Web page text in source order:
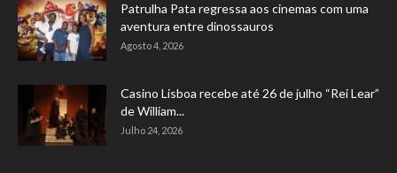
Patrulha Pata regressa aos cinemas com uma
aventura entre dinossauros
Agosto 4, 2026
Casino Lisboa recebe até 26 de julho “Rei Lear”
de William...
Julho 24, 2026